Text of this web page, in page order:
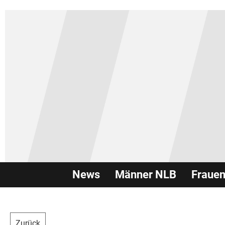
News Männer NLB
Zurück